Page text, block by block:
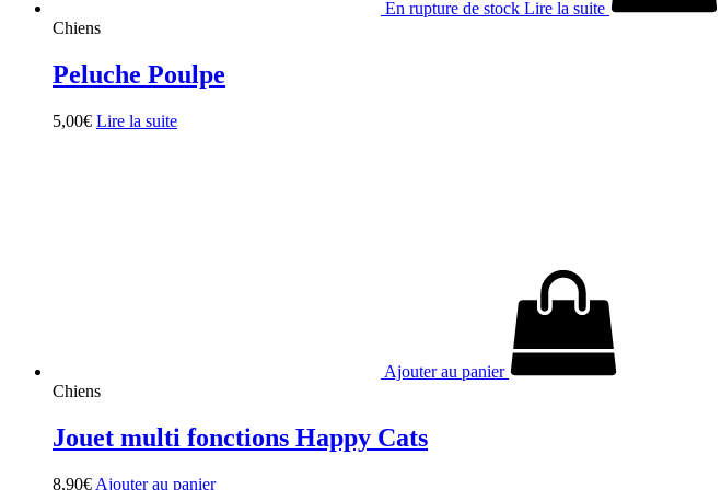
En rupture de stock Lire la suite
Chiens
Peluche Poulpe
5,00€ Lire la suite
Ajouter au panier
Chiens
Jouet multi fonctions Happy Cats
8,90€ Ajouter au panier